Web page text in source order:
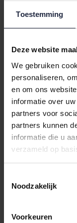
Toestemming
Deze website
We gebruiken
personaliseren,
en om ons
informatie over
partners voor
partners kunnen
informatie die u
verzameld op
Noodzakelijk
Voorkeuren
Dekbedovertrek
169,95
Dekbedovertrek